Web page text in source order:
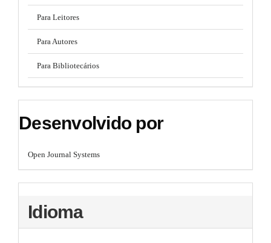
Para Leitores
Para Autores
Para Bibliotecários
Desenvolvido por
Open Journal Systems
Idioma